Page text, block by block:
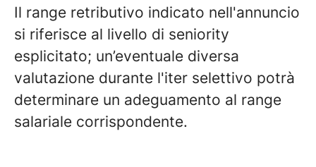
Il range retributivo indicato nell'annuncio
si riferisce al livello di seniority
esplicitato; un’eventuale diversa
valutazione durante l'iter selettivo potrà
determinare un adeguamento al range
salariale corrispondente.